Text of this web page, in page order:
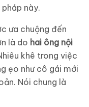
này.
ưa chuộng đến
là do hai ông nội
khê trong việc
ẹo như cô gái mới
Nói chung là